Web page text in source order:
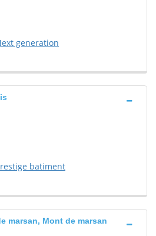
generation
batiment
marsan, Mont de marsan